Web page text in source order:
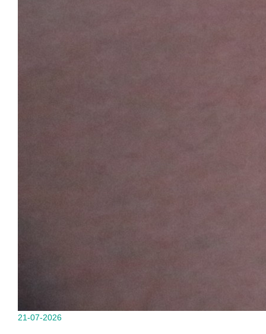
21-07-2026